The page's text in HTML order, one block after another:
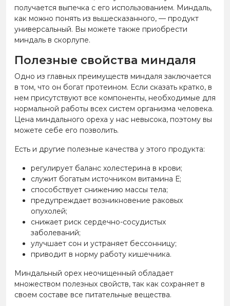
получается выпечка с его использованием. Миндаль,
как можно понять из вышесказанного, — продукт
универсальный. Вы можете также приобрести
миндаль в скорлупе.
Полезные свойства миндаля
Одно из главных преимуществ миндаля заключается
в том, что он богат протеином. Если сказать кратко, в
нем присутствуют все компоненты, необходимые для
нормальной работы всех систем организма человека.
Цена миндального ореха у нас невысока, поэтому вы
можете себе его позволить.
Есть и другие полезные качества у этого продукта:
регулирует баланс холестерина в крови;
служит богатым источником витамина Е;
способствует снижению массы тела;
предупреждает возникновение раковых
опухолей;
снижает риск сердечно-сосудистых
заболеваний;
улучшает сон и устраняет бессонницу;
приводит в норму работу кишечника.
Миндальный орех неочищенный обладает
множеством полезных свойств, так как сохраняет в
своем составе все питательные вещества.